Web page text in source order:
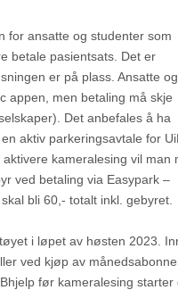
for ansatte og studenter som
betale pasientsats. Det er
er på plass. Ansatte og
appen, men betaling må skje
Det anbefales å ha
aktiv parkeringsavtale for
kameralesing vil man
ved betaling via Easypark –
bli 60,- totalt inkl. gebyret.
i løpet av høsten 2023.
ved kjøp av
før kameralesing starter